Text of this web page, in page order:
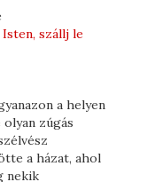
Isten, szállj le
a helyen
zúgás
a házat, ahol
nekik